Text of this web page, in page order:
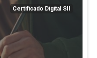
Certificado Digital SII